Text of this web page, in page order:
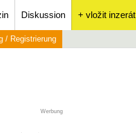
Diskussion + vložit inzerát
/ Registrierung
Werbung